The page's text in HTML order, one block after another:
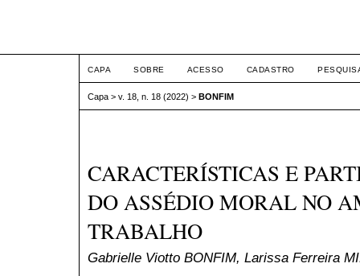
CAPA SOBRE ACESSO CADASTRO
Capa > v. 18, n. 18 (2022) > BONFIM
CARACTERÍSTICAS E
DO ASSÉDIO MORAL NO
TRABALHO
Gabrielle Viotto BONFIM, Larissa Ferreira